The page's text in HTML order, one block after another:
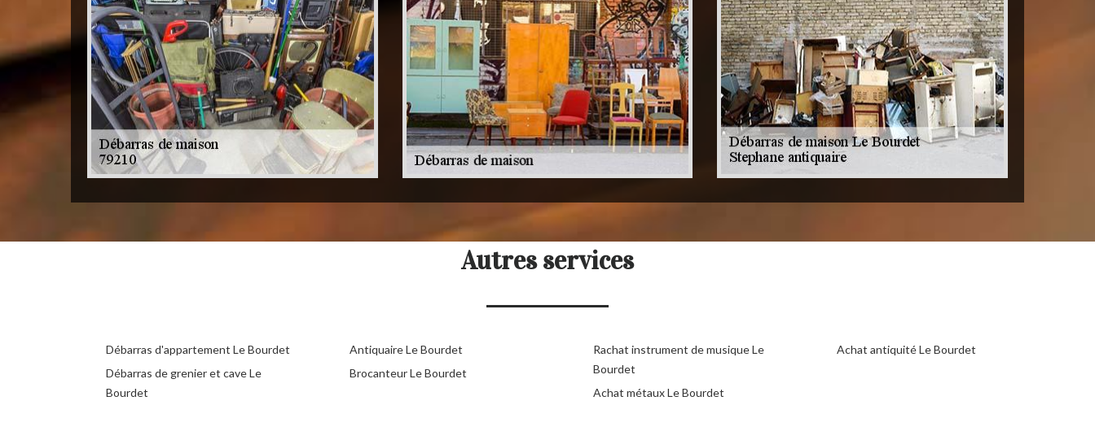
Autres services
Débarras d'appartement Le Bourdet
Débarras de grenier et cave Le
Bourdet
Antiquaire Le Bourdet
Brocanteur Le Bourdet
Rachat instrument de musique Le
Bourdet
Achat métaux Le Bourdet
Achat antiquité Le Bourdet